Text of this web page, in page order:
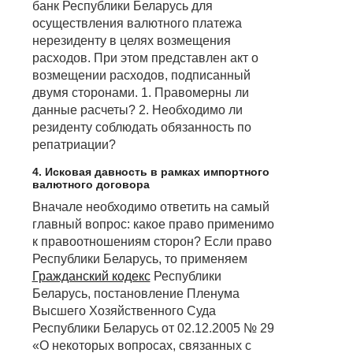
банк Республики Беларусь для
осуществления валютного платежа
нерезиденту в целях возмещения
расходов. При этом представлен акт о
возмещении расходов, подписанный
двумя сторонами. 1. Правомерны ли
данные расчеты? 2. Необходимо ли
резиденту соблюдать обязанность по
репатриации?
4. Исковая давность в рамках импортного
валютного договора
Вначале необходимо ответить на самый
главный вопрос: какое право применимо
к правоотношениям сторон? Если право
Республики Беларусь, то применяем
Гражданский кодексРеспублики
Беларусь, постановление Пленума
Высшего Хозяйственного Суда
Республики Беларусь от 02.12.2005 № 29
«О некоторых вопросах, связанных с